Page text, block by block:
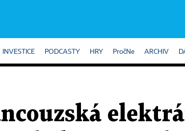
INVESTICE PODCASTY HRY PročNe ARCHIV